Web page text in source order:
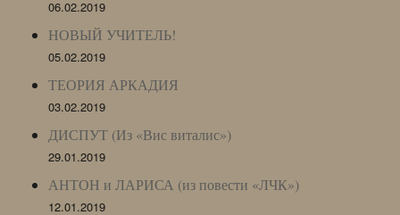
06.02.2019
НОВЫЙ УЧИТЕЛЬ!
05.02.2019
ТЕОРИЯ АРКАДИЯ
03.02.2019
ДИСПУТ (Из «Вис виталис»)
29.01.2019
АНТОН и ЛАРИСА (из повести «ЛЧК»)
12.01.2019